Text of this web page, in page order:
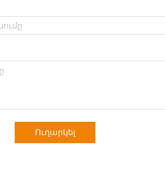
Ուղարկել